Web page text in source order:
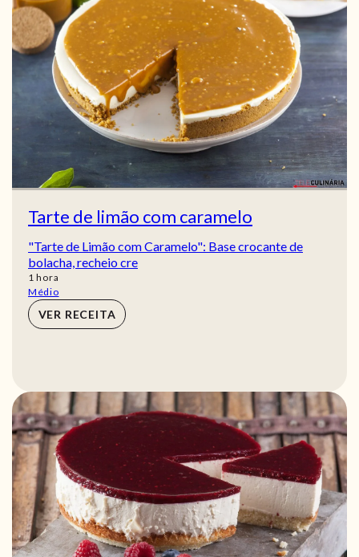
Tarte de limão com caramelo
"Tarte de Limão com Caramelo": Base crocante de
bolacha, recheio cre
1 hora
hora
Médio
VER RECEITA